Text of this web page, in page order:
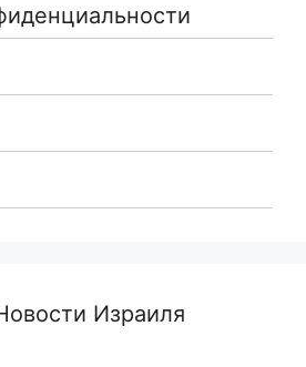
Израиля